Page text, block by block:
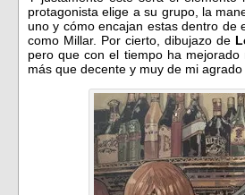
protagonista elige a su grupo, la
uno y cómo encajan estas dentro de
como Millar. Por cierto, dibujazo de
pero que con el tiempo ha
más que decente y muy de mi